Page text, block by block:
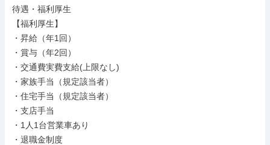
待遇・福利厚生
【福利厚生】
・昇給（年1回）
・賞与（年2回）
・交通費実費支給(上限なし)
・家族手当（規定該当者）
・住宅手当（規定該当者）
・支店手当
・1人1台営業車あり
・退職金制度